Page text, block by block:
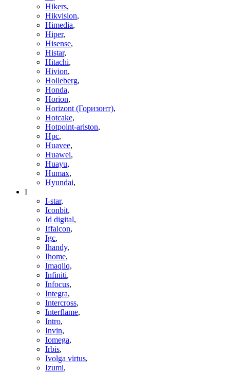
Hikers,
Hikvision,
Himedia,
Hiper,
Hisense,
Histar,
Hitachi,
Hivion,
Holleberg,
Honda,
Horion,
Horizont (Горизонт),
Hotcake,
Hotpoint-ariston,
Hpc,
Huavee,
Huawei,
Huayu,
Humax,
Hyundai,
I
I-star,
Iconbit,
Id digital,
Iffalcon,
Igc,
Ihandy,
Ihome,
Imaqliq,
Infiniti,
Infocus,
Integra,
Intercross,
Interflame,
Intro,
Invin,
Iomega,
Irbis,
Ivolga virtus,
Izumi,